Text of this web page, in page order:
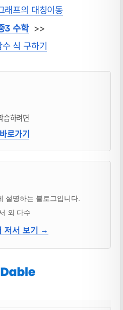
래프의 대칭이동
3 수학>>
수 식 구하기
습하려면
로가기
소개
설명하는 블로그입니다.
외 다수
저서 보기 →